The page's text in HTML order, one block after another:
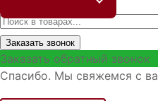
Заказать звонок
Заказать обратный звонок
Спасибо. Мы свяжемся с